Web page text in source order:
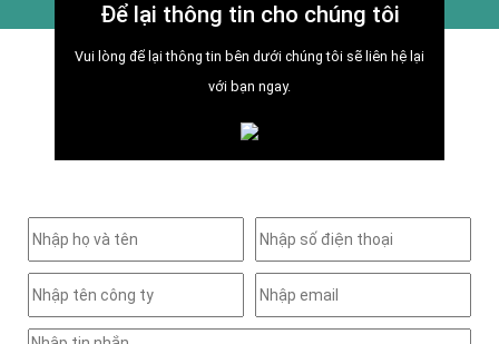
Để lại thông tin cho chúng tôi
Vui lòng để lại thông tin bên dưới chúng tôi sẽ liên hệ lại
với bạn ngay.